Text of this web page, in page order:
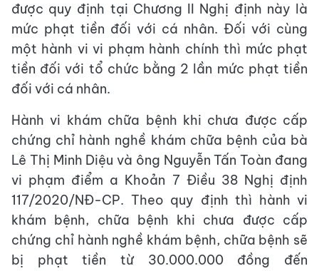
được quy định tại Chương II Nghị định này là
mức phạt tiền đối với cá nhân. Đối với cùng
một hành vi vi phạm hành chính thì mức phạt
tiền đối với tổ chức bằng 2 lần mức phạt tiền
đối với cá nhân.
Hành vi khám chữa bệnh khi chưa được cấp
chứng chỉ hành nghề khám chữa bệnh của bà
Lê Thị Minh Diệu và ông Nguyễn Tấn Toàn đang
vi phạm điểm a Khoản 7 Điều 38 Nghị định
117/2020/NĐ-CP. Theo quy định thì hành vi
khám bệnh, chữa bệnh khi chưa được cấp
chứng chỉ hành nghề khám bệnh, chữa bệnh sẽ
bị phạt tiền từ 30.000.000 đồng đến